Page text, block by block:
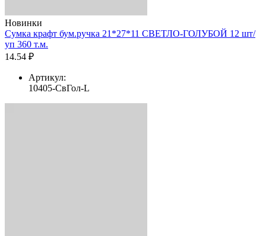
Новинки
Сумка крафт бум.ручка 21*27*11 СВЕТЛО-ГОЛУБОЙ 12 шт/
уп 360 т.м.
14.54 ₽
Артикул:
10405-СвГол-L